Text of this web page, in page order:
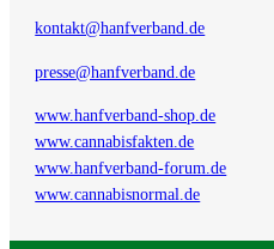
kontakt@hanfverband.de
presse@hanfverband.de
www.hanfverband-shop.de
www.cannabisfakten.de
www.hanfverband-forum.de
www.cannabisnormal.de